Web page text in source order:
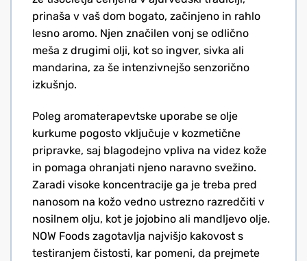
prinaša v vaš dom bogato, začinjeno in rahlo
lesno aromo. Njen značilen vonj se odlično
meša z drugimi olji, kot so ingver, sivka ali
mandarina, za še intenzivnejšo senzorično
izkušnjo.
Poleg aromaterapevtske uporabe se olje
kurkume pogosto vključuje v kozmetične
pripravke, saj blagodejno vpliva na videz kože
in pomaga ohranjati njeno naravno svežino.
Zaradi visoke koncentracije ga je treba pred
nanosom na kožo vedno ustrezno razredčiti v
nosilnem olju, kot je jojobino ali mandljevo olje.
NOW Foods zagotavlja najvišjo kakovost s
testiranjem čistosti, kar pomeni, da prejmete